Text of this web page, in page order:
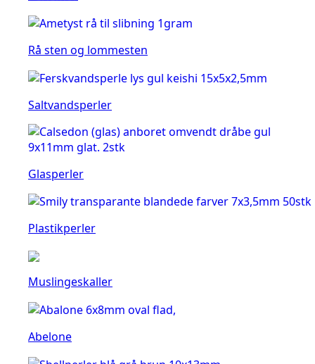
Rå sten og lommesten
Saltvandsperler
Glasperler
Plastikperler
Muslingeskaller
Abelone